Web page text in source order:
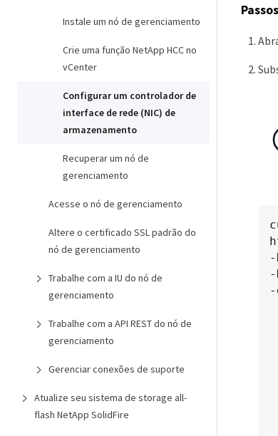
Instale um nó de gerenciamento
Crie uma função NetApp HCC no
vCenter
Configurar um controlador de
interface de rede (NIC) de
armazenamento
Recuperar um nó de
gerenciamento
Acesse o nó de gerenciamento
Altere o certificado SSL padrão do
nó de gerenciamento
Trabalhe com a IU do nó de
gerenciamento
Trabalhe com a API REST do nó de
gerenciamento
Gerenciar conexões de suporte
Atualize seu sistema de storage all-
flash NetApp SolidFire
Passos